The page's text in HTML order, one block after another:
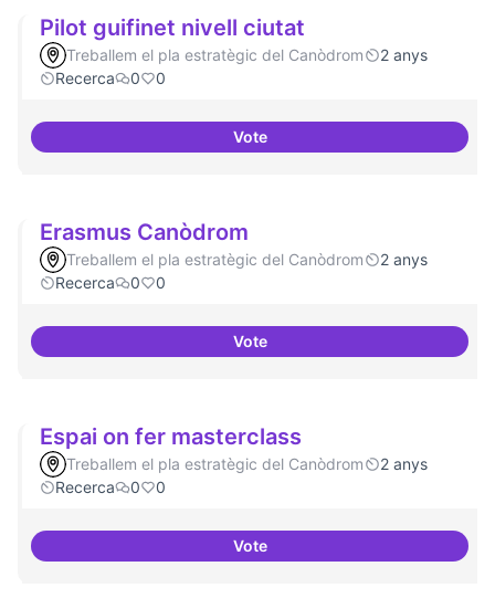
Pilot guifinet nivell ciutat
Treballem el pla estratègic del Canòdrom
2 anys
Recerca
0 0
VotePilot guifinet nivell ciutat
Erasmus Canòdrom
Treballem el pla estratègic del Canòdrom
2 anys
Recerca
0 0
VoteErasmus Canòdrom
Espai on fer masterclass
Treballem el pla estratègic del Canòdrom
2 anys
Recerca
0 0
VoteEspai on fer masterclass